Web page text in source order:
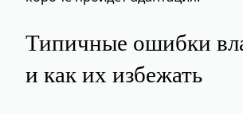
Типичные ошибки
и как их избежать